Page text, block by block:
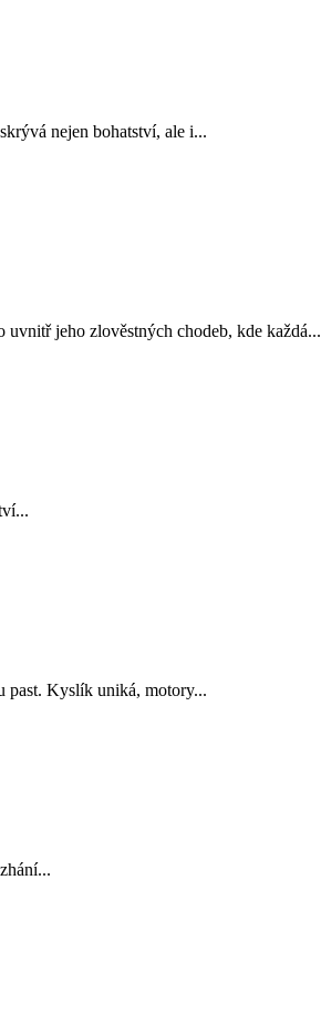
nejen bohatství, ale i...
uvnitř jeho zlověstných chodeb, kde každá...
past. Kyslík uniká, motory...